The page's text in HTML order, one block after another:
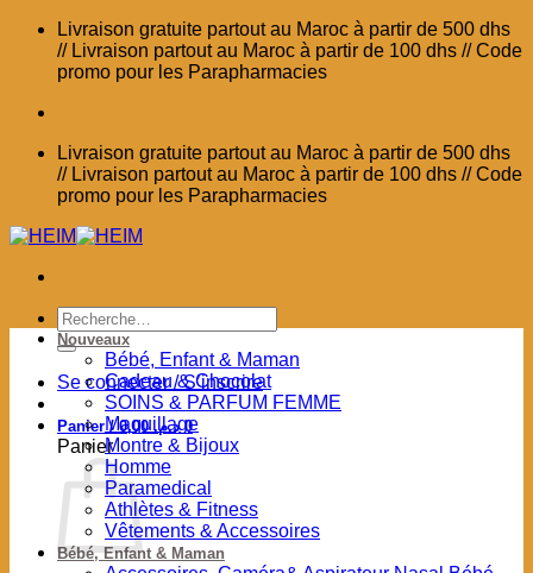
Passer
contenu
Livraison gratuite partout au Maroc à partir de 500 dhs
// Livraison partout au Maroc à partir de 100 dhs // Code
promo pour les Parapharmacies
Livraison gratuite partout au Maroc à partir de 500 dhs
// Livraison partout au Maroc à partir de 100 dhs // Code
promo pour les Parapharmacies
Recherche
pour :
Se connecter / S’inscrire
Panier / د.م.0,00 0
Panier
Nouveaux
Bébé, Enfant & Maman
Cadeau & Chocolat
SOINS & PARFUM FEMME
Maquillage
Montre & Bijoux
Homme
Paramedical
Athlètes & Fitness
Vêtements & Accessoires
Bébé, Enfant & Maman